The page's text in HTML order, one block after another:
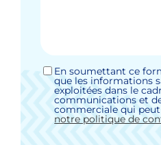
Sans
titre
En soumettant ce
que les informations
exploitées dans le
communications et
commerciale qui
notre politique de